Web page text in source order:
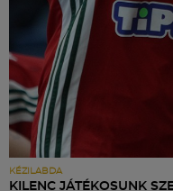
KÉZILABDA
KILENC JÁTÉKOSUNK